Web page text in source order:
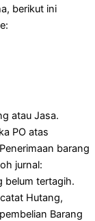
berikut ini
atau Jasa.
PO atas
barang
jurnal:
belum tertagih.
Hutang,
Barang